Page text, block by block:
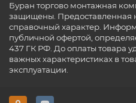
Буран торгово монтажная
защищены. Предоставленная
справочный характер.
публичной офертой,
437 ГК РФ. До оплаты товара
важных характеристиках в
эксплуатации.